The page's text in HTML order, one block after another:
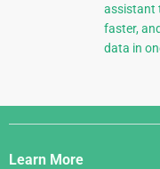
assistant
faster,
data in
Django
Links
Learn More